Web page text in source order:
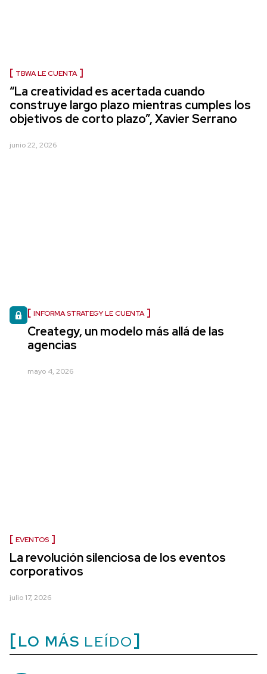
TBWA LE CUENTA
“La creatividad es acertada cuando
construye largo plazo mientras cumples los
objetivos de corto plazo”, Xavier Serrano
junio 22, 2026
INFORMA STRATEGY LE CUENTA
Creategy, un modelo más allá de las
agencias
mayo 4, 2026
EVENTOS
La revolución silenciosa de los eventos
corporativos
julio 17, 2026
LO MÁS LEÍDO